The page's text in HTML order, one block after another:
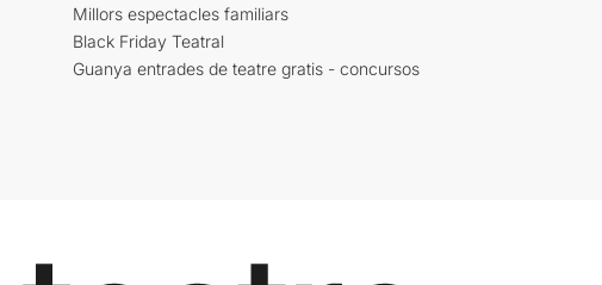
Millors espectacles familiars
Black Friday Teatral
Guanya entrades de teatre gratis - concursos